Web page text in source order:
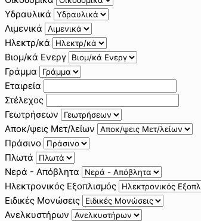
Υδραυλικά
Λιμενικά
Ηλεκτρ/κά
Βιομ/κά Ενεργ
Γράμμα
Εταιρεία
Στέλεχος
Γεωτρήσεων
Αποκ/ψεις Μετ/λείων
Πράσινο
Πλωτά
Νερά - Απόβλητα
Ηλεκτρονικός Εξοπλισμός
Ειδικές Μονώσεις
Ανελκυστήρων